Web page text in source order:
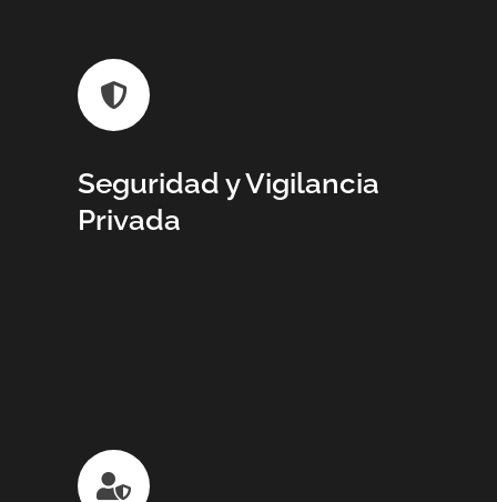
Seguridad y Vigilancia
Privada